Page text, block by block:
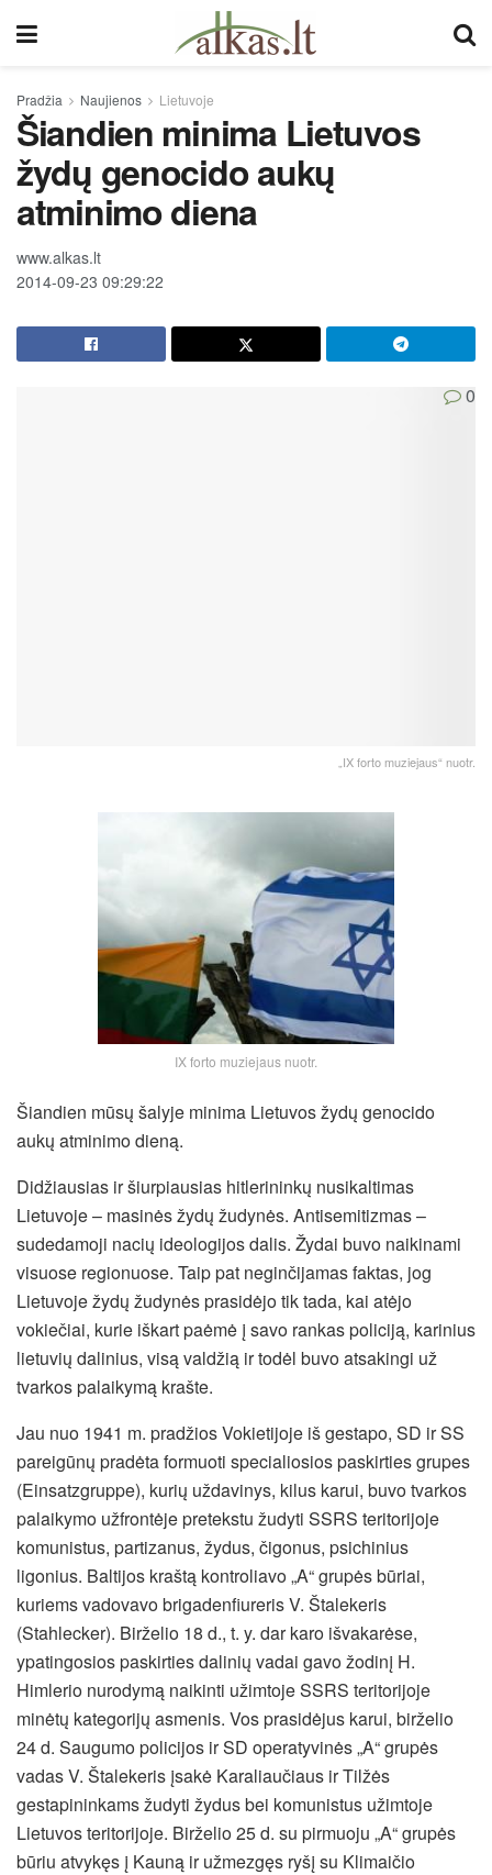
Pradžia Naujienos Lietuvoje
Šiandien minima Lietuvos
žydų genocido aukų
atminimo diena
www.alkas.lt
2014-09-23 09:29:22
0
„IX forto muziejaus“ nuotr.
IX forto muziejaus nuotr.
Šiandien mūsų šalyje minima Lietuvos žydų genocido
aukų atminimo dieną.
Didžiausias ir šiurpiausias hitlerininkų nusikaltimas
Lietuvoje – masinės žydų žudynės. Antisemitizmas –
sudedamoji nacių ideologijos dalis. Žydai buvo naikinami
visuose regionuose. Taip pat neginčijamas faktas, jog
Lietuvoje žydų žudynės prasidėjo tik tada, kai atėjo
vokiečiai, kurie iškart paėmė į savo rankas policiją, karinius
lietuvių dalinius, visą valdžią ir todėl buvo atsakingi už
tvarkos palaikymą krašte.
Jau nuo 1941 m. pradžios Vokietijoje iš gestapo, SD ir SS
pareigūnų pradėta formuoti specialiosios paskirties grupes
(Einsatzgruppe), kurių uždavinys, kilus karui, buvo tvarkos
palaikymo užfrontėje pretekstu žudyti SSRS teritorijoje
komunistus, partizanus, žydus, čigonus, psichinius
ligonius. Baltijos kraštą kontroliavo „A“ grupės būriai,
kuriems vadovavo brigadenfiureris V. Štalekeris
(Stahlecker). Birželio 18 d., t. y. dar karo išvakarėse,
ypatingosios paskirties dalinių vadai gavo žodinį H.
Himlerio nurodymą naikinti užimtoje SSRS teritorijoje
minėtų kategorijų asmenis. Vos prasidėjus karui, birželio
24 d. Saugumo policijos ir SD operatyvinės „A“ grupės
vadas V. Štalekeris įsakė Karaliaučiaus ir Tilžės
gestapininkams žudyti žydus bei komunistus užimtoje
Lietuvos teritorijoje. Birželio 25 d. su pirmuoju „A“ grupės
būriu atvykęs į Kauną ir užmezgęs ryšį su Klimaičio